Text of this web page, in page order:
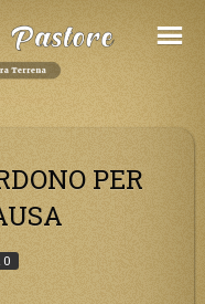
PER